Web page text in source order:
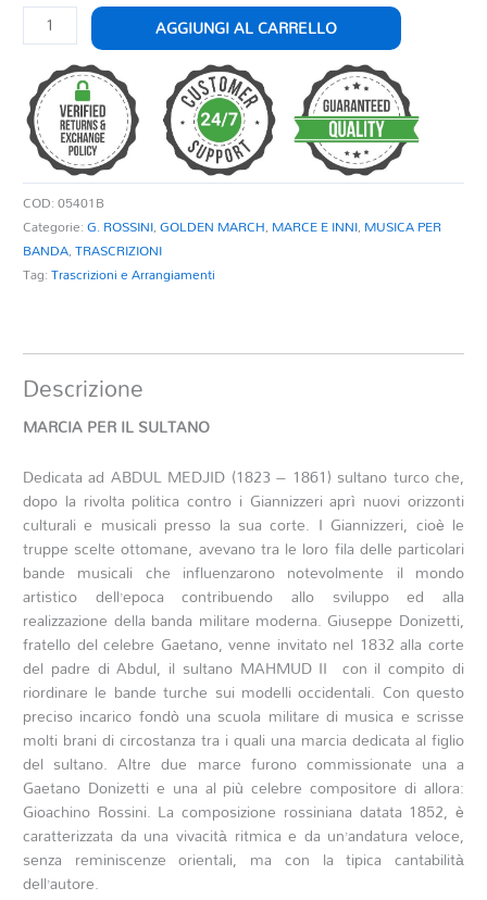
MARCIA
PER
SULTANO
quantità
AGGIUNGI AL CARRELLO
COD:05401B
Categorie:G. ROSSINI,GOLDEN MARCH, MARCE E INNI, MUSICA PER
BANDA,TRASCRIZIONI
Tag:Trascrizioni e Arrangiamenti
Descrizione
MARCIA PER IL SULTANO
Dedicata ad ABDUL MEDJID (1823 – 1861) sultano turco che,
dopo la rivolta politica contro i Giannizzeri aprì nuovi orizzonti
culturali e musicali presso la sua corte. I Giannizzeri, cioè le
truppe scelte ottomane, avevano tra le loro fila delle particolari
bande musicali che influenzarono notevolmente il mondo
artistico dell’epoca contribuendo allo sviluppo ed alla
realizzazione della banda militare moderna. Giuseppe Donizetti,
fratello del celebre Gaetano, venne invitato nel 1832 alla corte
del padre di Abdul, il sultano MAHMUD II con il compito di
riordinare le bande turche sui modelli occidentali. Con questo
preciso incarico fondò una scuola militare di musica e scrisse
molti brani di circostanza tra i quali una marcia dedicata al figlio
del sultano. Altre due marce furono commissionate una a
Gaetano Donizetti e una al più celebre compositore di allora:
Gioachino Rossini. La composizione rossiniana datata 1852, è
caratterizzata da una vivacità ritmica e da un’andatura veloce,
senza reminiscenze orientali, ma con la tipica cantabilità
dell’autore.